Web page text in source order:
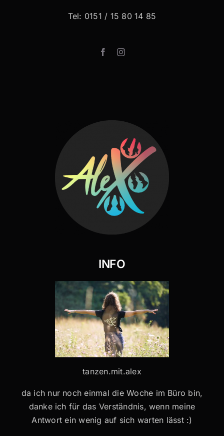
Tel: 0151 / 15 80 14 85
INFO
tanzen.mit.alex
da ich nur noch einmal die Woche im Büro bin,
danke ich für das Verständnis, wenn meine
Antwort ein wenig auf sich warten lässt :)